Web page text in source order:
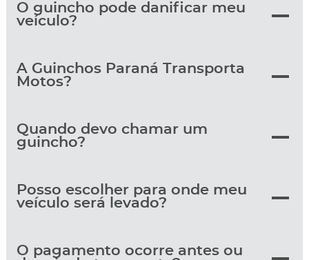
O guincho pode danificar meu
veículo?
A Guinchos Paraná Transporta
Motos?
Quando devo chamar um
guincho?
Posso escolher para onde meu
veículo será levado?
O pagamento ocorre antes ou